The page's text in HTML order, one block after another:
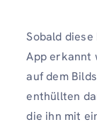
Sobald
App erkannt
auf dem
enthüllten
die ihn mit